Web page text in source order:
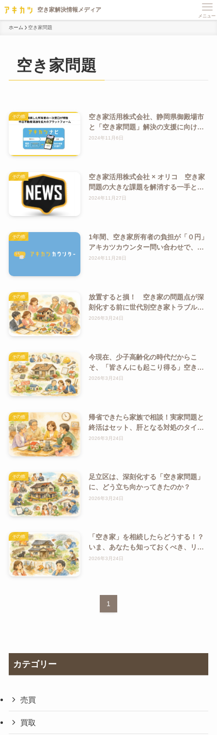
メニュー
ホーム 空き家問題
空き家問題
その他
空き家活用株式会社、静岡県御殿場市
と「空き家問題」解決の支援に向けた
協定を締結
2024年11月6日
その他
空き家活用株式会社 × オリコ 空き家
問題の大きな課題を解消する一手とし
て空き家を対象とした「アキカツロー
2024年11月27日
その他
1年間、空き家所有者の負担が「０円」
アキカツカウンター問い合わせで、保
険の対象となる「空き家いったんあん
2024年11月28日
その他
放置すると損！ 空き家の問題点が深
刻化する前に世代別空き家トラブル解
決策とは？
2026年3月24日
その他
今現在、少子高齢化の時代だからこ
そ、「皆さんにも起こり得る」空き家
問題
2026年3月24日
その他
帰省できたら家族で相談！実家問題と
終活はセット、肝となる対処のタイミ
ングは？
2026年3月24日
その他
足立区は、深刻化する「空き家問題」
に、どう立ち向かってきたのか？
2026年3月24日
その他
「空き家」を相続したらどうする！？
いま、あなたも知っておくべき、リス
クと管理方法
2026年3月24日
1
カテゴリー
売買
買取